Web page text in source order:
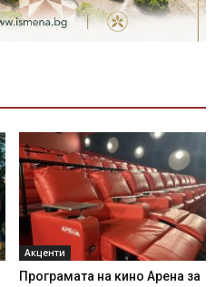
Акценти
Програмата на кино Арена за